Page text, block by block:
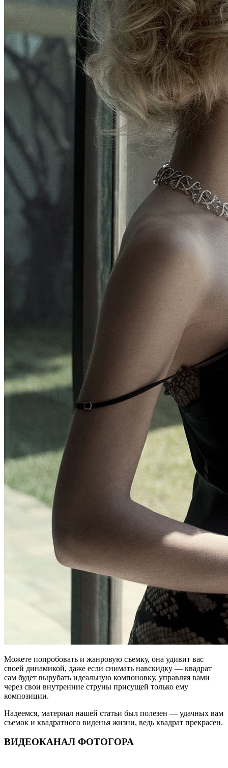
Можете попробовать и жанровую съемку, она удивит вас
своей динамикой, даже если снимать навскидку — квадрат
сам будет вырубать идеальную компоновку, управляя вами
через свои внутренние струны присущей только ему
композиции.
Надеемся, материал нашей статьи был полезен — удачных вам
съемок и квадратного виденья жизни, ведь квадрат прекрасен.
ВИДЕОКАНАЛ ФОТОГОРА